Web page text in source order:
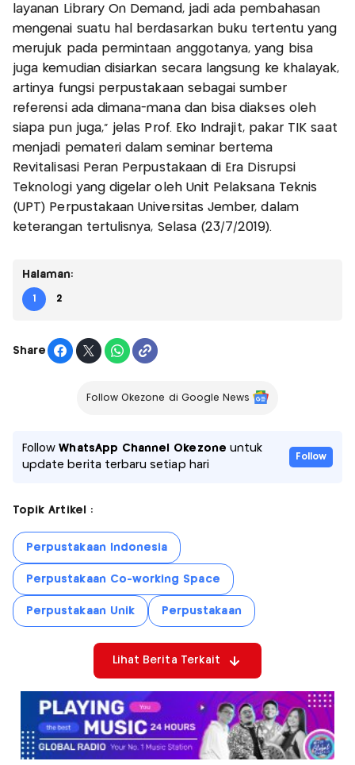
layanan Library On Demand, jadi ada pembahasan
mengenai suatu hal berdasarkan buku tertentu yang
merujuk pada permintaan anggotanya, yang bisa
juga kemudian disiarkan secara langsung ke khalayak,
artinya fungsi perpustakaan sebagai sumber
referensi ada dimana-mana dan bisa diakses oleh
siapa pun juga,” jelas Prof. Eko Indrajit, pakar TIK saat
menjadi pemateri dalam seminar bertema
Revitalisasi Peran Perpustakaan di Era Disrupsi
Teknologi yang digelar oleh Unit Pelaksana Teknis
(UPT) Perpustakaan Universitas Jember, dalam
keterangan tertulisnya, Selasa (23/7/2019).
Halaman:
1 2
Share
Follow Okezone di Google News
FollowWhatsApp Channel Okezone untuk
update berita terbaru setiap hari
Follow
Topik Artikel :
Perpustakaan Indonesia
Perpustakaan Co-working Space
Perpustakaan Unik Perpustakaan
Lihat Berita Terkait